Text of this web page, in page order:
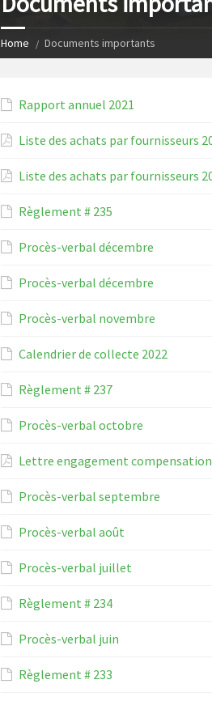
Home Documents importants
Rapport annuel 2021
Liste des achats par fournisseurs
Liste des achats par fournisseurs
Règlement # 235
Procès-verbal décembre
Procès-verbal décembre
Procès-verbal novembre
Calendrier de collecte 2022
Règlement # 237
Procès-verbal octobre
Lettre engagement
Procès-verbal septembre
Procès-verbal août
Procès-verbal juillet
Règlement # 234
Procès-verbal juin
Règlement # 233